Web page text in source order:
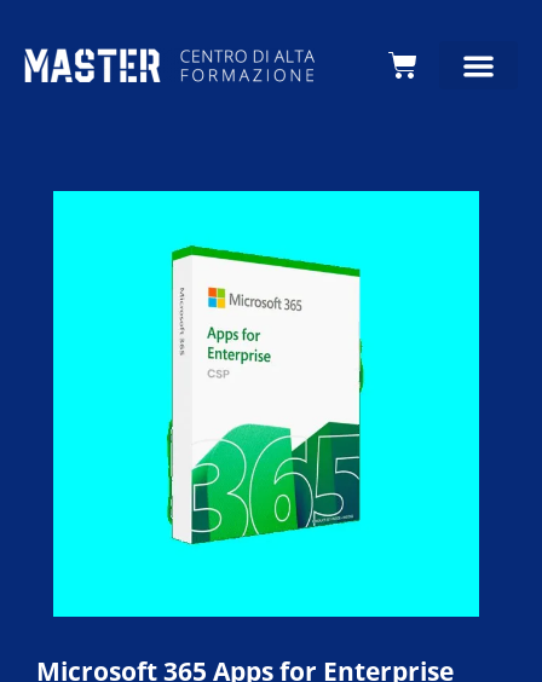
Carrello
Microsoft 365 Apps for Enterprise